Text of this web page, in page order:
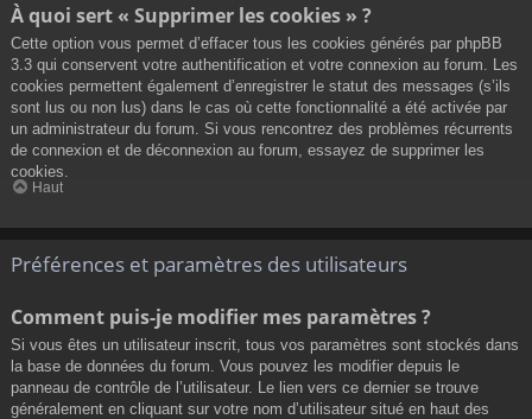
À quoi sert « Supprimer les cookies » ?
Cette option vous permet d’effacer tous les cookies générés par phpBB
3.3 qui conservent votre authentification et votre connexion au forum. Les
cookies permettent également d’enregistrer le statut des messages (s’ils
sont lus ou non lus) dans le cas où cette fonctionnalité a été activée par
un administrateur du forum. Si vous rencontrez des problèmes récurrents
de connexion et de déconnexion au forum, essayez de supprimer les
cookies.
Haut
Préférences et paramètres des utilisateurs
Comment puis-je modifier mes paramètres ?
Si vous êtes un utilisateur inscrit, tous vos paramètres sont stockés dans
la base de données du forum. Vous pouvez les modifier depuis le
panneau de contrôle de l’utilisateur. Le lien vers ce dernier se trouve
généralement en cliquant sur votre nom d’utilisateur situé en haut des